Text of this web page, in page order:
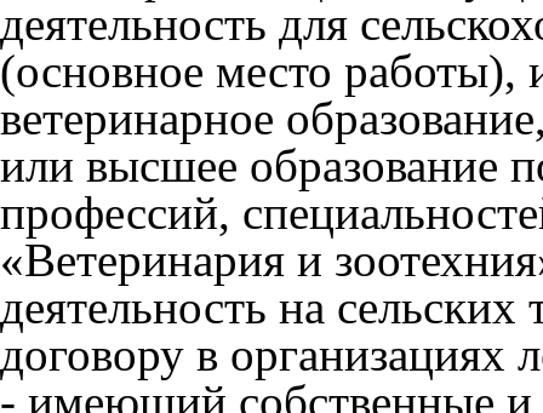
деятельность для
(основное место
ветеринарное
или высшее образование
профессий,
«Ветеринария и
деятельность на
договору в организациях
- имеющий собственные и